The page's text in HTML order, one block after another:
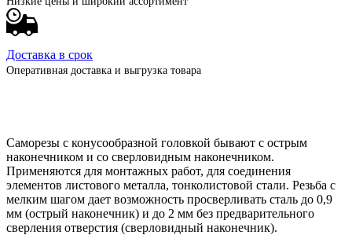
Доставка в срок
Оперативная доставка и выгрузка товара
Саморезы с конусообразной головкой бывают с острым
наконечником и со сверловидным наконечником.
Применяются для монтажных работ, для соединения
элементов листового металла, тонколистовой стали. Резьба с
мелким шагом дает возможность просверливать сталь до 0,9
мм (острый наконечник) и до 2 мм без предварительного
сверления отверстия (сверловидный наконечник).